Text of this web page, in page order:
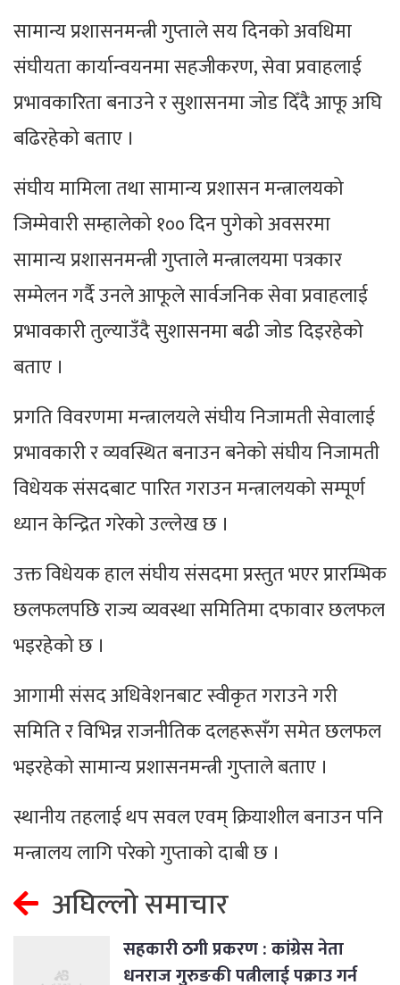
सामान्य प्रशासनमन्त्री गुप्ताले सय दिनको अवधिमा
संघीयता कार्यान्वयनमा सहजीकरण, सेवा प्रवाहलाई
प्रभावकारिता बनाउने र सुशासनमा जोड दिँदै आफू अघि
बढिरहेको बताए ।
संघीय मामिला तथा सामान्य प्रशासन मन्त्रालयको
जिम्मेवारी सम्हालेको १०० दिन पुगेको अवसरमा
सामान्य प्रशासनमन्त्री गुप्ताले मन्त्रालयमा पत्रकार
सम्मेलन गर्दै उनले आफूले सार्वजनिक सेवा प्रवाहलाई
प्रभावकारी तुल्याउँदै सुशासनमा बढी जोड दिइरहेको
बताए ।
प्रगति विवरणमा मन्त्रालयले संघीय निजामती सेवालाई
प्रभावकारी र व्यवस्थित बनाउन बनेको संघीय निजामती
विधेयक संसदबाट पारित गराउन मन्त्रालयको सम्पूर्ण
ध्यान केन्द्रित गरेको उल्लेख छ ।
उक्त विधेयक हाल संघीय संसदमा प्रस्तुत भएर प्रारम्भिक
छलफलपछि राज्य व्यवस्था समितिमा दफावार छलफल
भइरहेको छ ।
आगामी संसद अधिवेशनबाट स्वीकृत गराउने गरी
समिति र विभिन्न राजनीतिक दलहरूसँग समेत छलफल
भइरहेको सामान्य प्रशासनमन्त्री गुप्ताले बताए ।
स्थानीय तहलाई थप सवल एवम् क्रियाशील बनाउन पनि
मन्त्रालय लागि परेको गुप्ताको दाबी छ ।
अघिल्लो समाचार
सहकारी ठगी प्रकरण : कांग्रेस नेता
धनराज गुरुङकी पत्नीलाई पक्राउ गर्न